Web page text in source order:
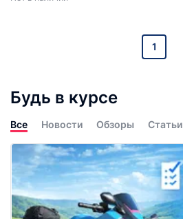
1
Будь в курсе
Все Новости Обзоры Статьи